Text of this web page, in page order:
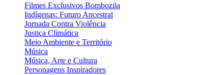
Filmes Exclusivos Bombozila
Indígenas: Futuro Ancestral
Jornada Contra Violência
Justiça Climática
Meio Ambiente e Território
Música
Música, Arte e Cultura
Personagens Inspiradores